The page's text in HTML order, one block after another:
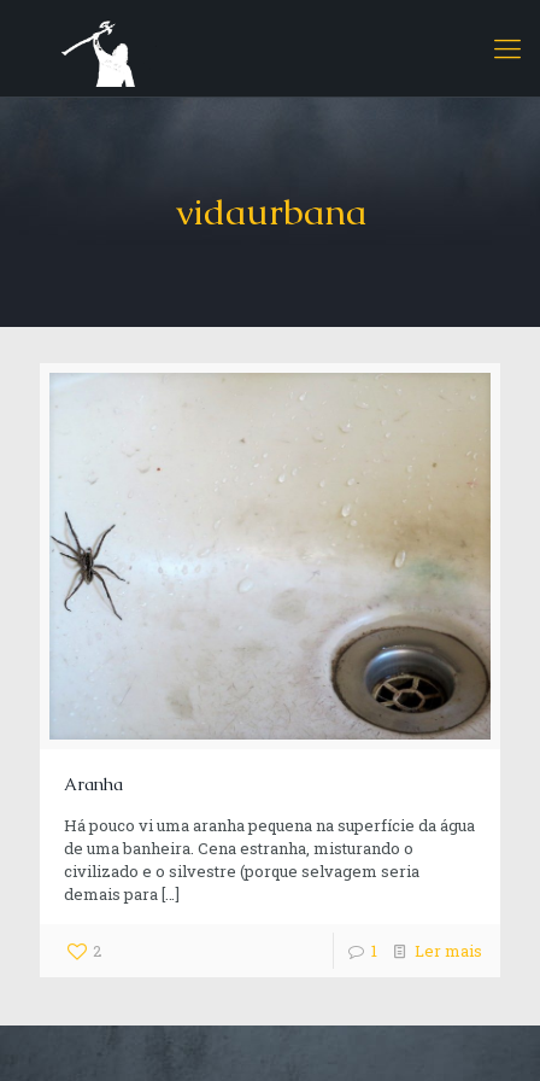
vidaurbana
Aranha
Há pouco vi uma aranha pequena na superfície da água
de uma banheira. Cena estranha, misturando o
civilizado e o silvestre (porque selvagem seria
demais para […]
2 1 Ler mais